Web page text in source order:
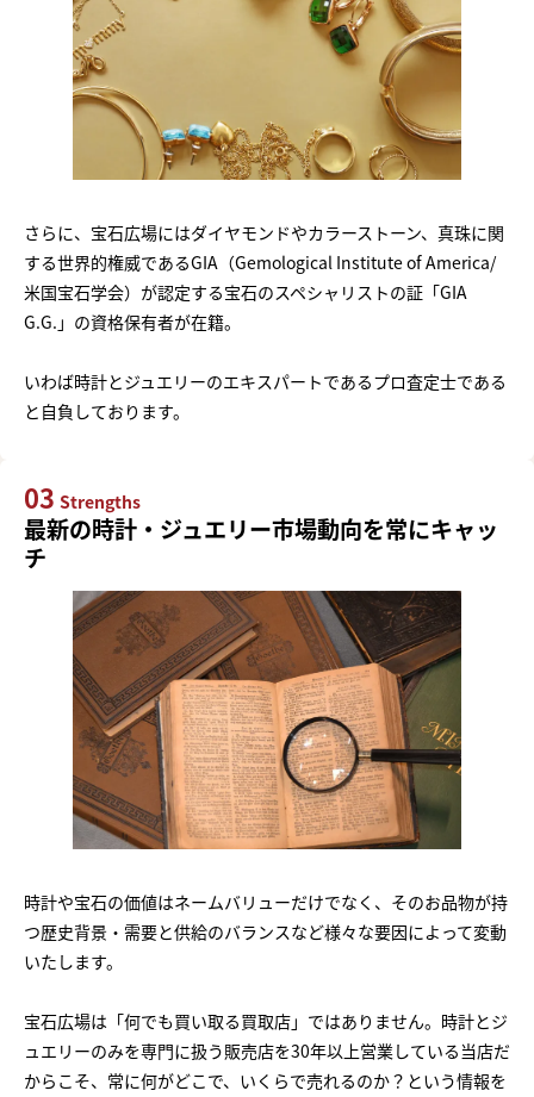
さらに、宝石広場にはダイヤモンドやカラーストーン、真珠に関
する世界的権威であるGIA（Gemological Institute of America/
米国宝石学会）が認定する宝石のスペシャリストの証「GIA
G.G.」の資格保有者が在籍。
いわば時計とジュエリーのエキスパートであるプロ査定士である
と自負しております。
03 Strengths
最新の時計・ジュエリー市場動向を常にキャッ
チ
時計や宝石の価値はネームバリューだけでなく、そのお品物が持
つ歴史背景・需要と供給のバランスなど様々な要因によって変動
いたします。
宝石広場は「何でも買い取る買取店」ではありません。時計とジ
ュエリーのみを専門に扱う販売店を30年以上営業している当店だ
からこそ、常に何がどこで、いくらで売れるのか？という情報を